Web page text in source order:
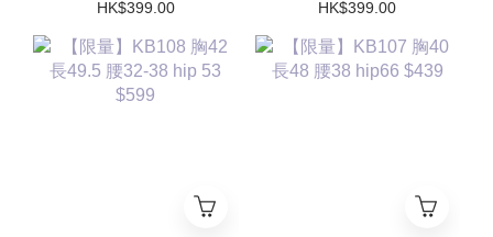
HK$399.00
HK$399.00